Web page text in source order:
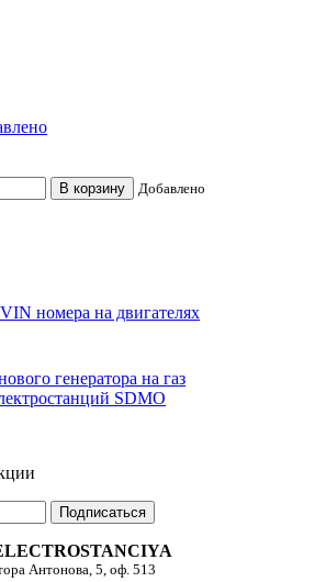
В корзину Добавлено
номера на двигателях
генератора на газ
SDMO
Подписаться
Антонова, 5, оф. 513